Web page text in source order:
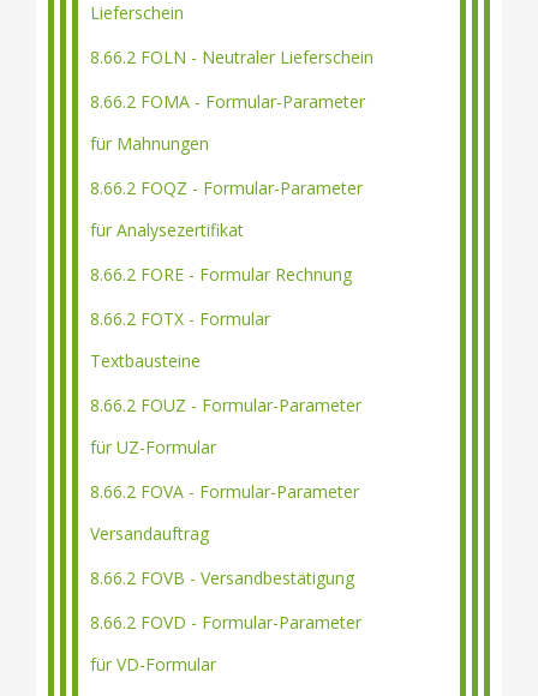
Lieferschein
8.66.2 FOLN - Neutraler Lieferschein
8.66.2 FOMA - Formular-Parameter
für Mahnungen
8.66.2 FOQZ - Formular-Parameter
für Analysezertifikat
8.66.2 FORE - Formular Rechnung
8.66.2 FOTX - Formular
Textbausteine
8.66.2 FOUZ - Formular-Parameter
für UZ-Formular
8.66.2 FOVA - Formular-Parameter
Versandauftrag
8.66.2 FOVB - Versandbestätigung
8.66.2 FOVD - Formular-Parameter
für VD-Formular